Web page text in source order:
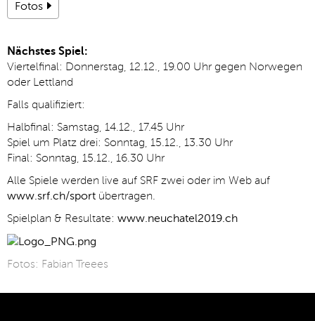
Fotos
Nächstes Spiel:
Viertelfinal: Donnerstag, 12.12., 19.00 Uhr gegen Norwegen
oder Lettland
Falls qualifiziert:
Halbfinal: Samstag, 14.12., 17.45 Uhr
Spiel um Platz drei: Sonntag, 15.12., 13.30 Uhr
Final: Sonntag, 15.12., 16.30 Uhr
Alle Spiele werden live auf SRF zwei oder im Web auf
www.srf.ch/sport übertragen.
Spielplan & Resultate: www.neuchatel2019.ch
Fotos: Fabian Treees